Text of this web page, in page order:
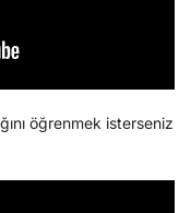
öğrenmek isterseniz